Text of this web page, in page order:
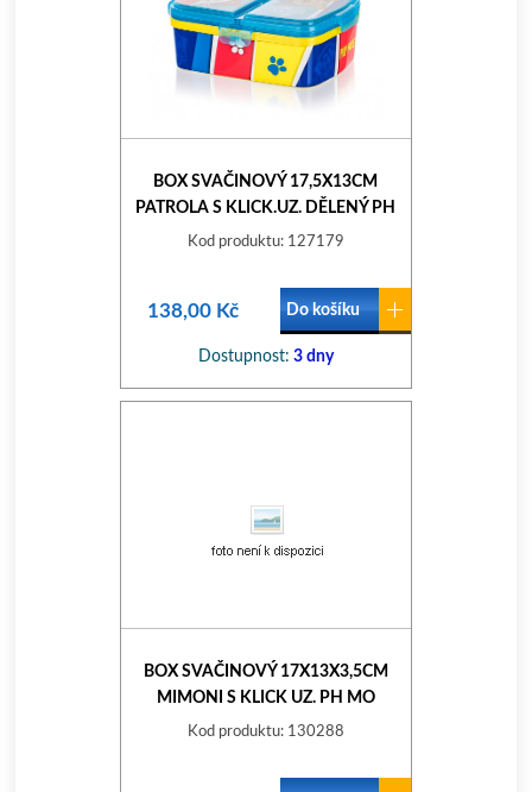
BOX SVAČINOVÝ 17,5X13CM
PATROLA S KLICK.UZ. DĚLENÝ PH
Kod produktu: 127179
138,00 Kč Do košíku
Dostupnost: 3 dny
BOX SVAČINOVÝ 17X13X3,5CM
MIMONI S KLICK UZ. PH MO
Kod produktu: 130288